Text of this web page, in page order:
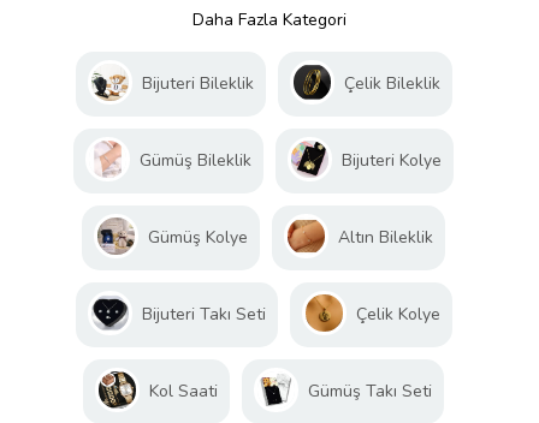
Daha Fazla Kategori
Bijuteri Bileklik Çelik Bileklik
Gümüş Bileklik Bijuteri Kolye
Gümüş Kolye Altın Bileklik
Bijuteri Takı Seti Çelik Kolye
Kol Saati Gümüş Takı Seti